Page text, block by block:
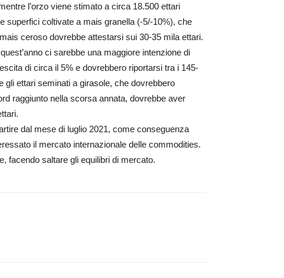
l’orzo viene stimato a circa 18.500 ettari
superfici coltivate a mais granella (-5/-10%), che
ceroso dovrebbe attestarsi sui 30-35 mila ettari.
ci sarebbe una maggiore intenzione di
di circa il 5% e dovrebbero riportarsi tra i 145-
gli ettari seminati a girasole, che dovrebbero
raggiunto nella scorsa annata, dovrebbe aver
dal mese di luglio 2021, come conseguenza
il mercato internazionale delle commodities.
facendo saltare gli equilibri di mercato.